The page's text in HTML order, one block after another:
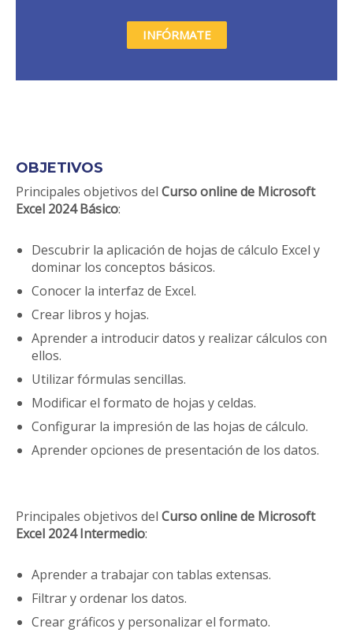
INFÓRMATE
OBJETIVOS
Principales objetivos del Curso online de Microsoft
Excel 2024 Básico:
Descubrir la aplicación de hojas de cálculo Excel y
dominar los conceptos básicos.
Conocer la interfaz de Excel.
Crear libros y hojas.
Aprender a introducir datos y realizar cálculos con
ellos.
Utilizar fórmulas sencillas.
Modificar el formato de hojas y celdas.
Configurar la impresión de las hojas de cálculo.
Aprender opciones de presentación de los datos.
Principales objetivos del Curso online de Microsoft
Excel 2024 Intermedio:
Aprender a trabajar con tablas extensas.
Filtrar y ordenar los datos.
Crear gráficos y personalizar el formato.